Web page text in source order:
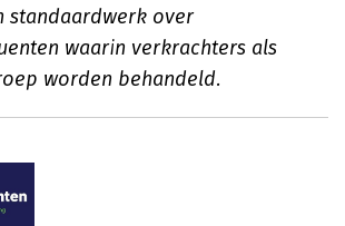
standaardwerk over
waarin verkrachters als
worden behandeld.